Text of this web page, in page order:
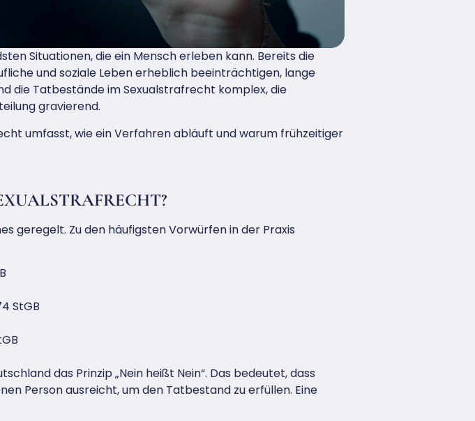
Situationen, die ein Mensch erleben kann. Bereits die
und soziale Leben erheblich beeinträchtigen, lange
die Tatbestände im Sexualstrafrecht komplex, die
gravierend.
umfasst, wie ein Verfahren abläuft und warum frühzeitiger
geregelt. Zu den häufigsten Vorwürfen in der Praxis
StGB
das Prinzip „Nein heißt Nein“. Das bedeutet, dass
Person ausreicht, um den Tatbestand zu erfüllen. Eine